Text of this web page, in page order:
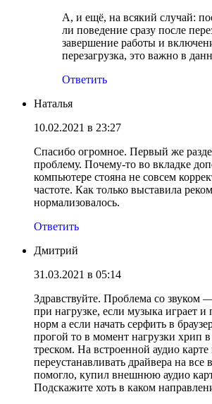
А, и ещё, на всякий случай:
ли поведение сразу после
завершение работы и
перезагрузка, это важно в
Ответить
Наталья
10.02.2021 в 23:27
Спасибо огромное. Первый же
проблему. Почему-то во вкладке
компьютере стояна не совсем
частоте. Как только выставила
нормализовалось.
Ответить
Дмитрий
31.03.2021 в 05:14
Здравствуйте. Проблема со звуком
при нагрузке, если музыка играет и
норм а если начать серфить в
прогой то в момент нагрузки хрип
треском. На встроенной аудио карте
переустанавливать драйвера на
помогло, купил внешнюю аудио
Подскажите хоть в каком